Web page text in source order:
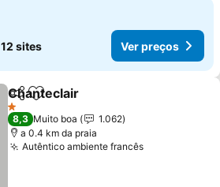
12 sites Ver preços
PartilharAdicionar aos favoritos
Chanteclair
1 Estrelas
8,3 Muito boa
1.062
a 0.4 km da praia
Autêntico ambiente francês